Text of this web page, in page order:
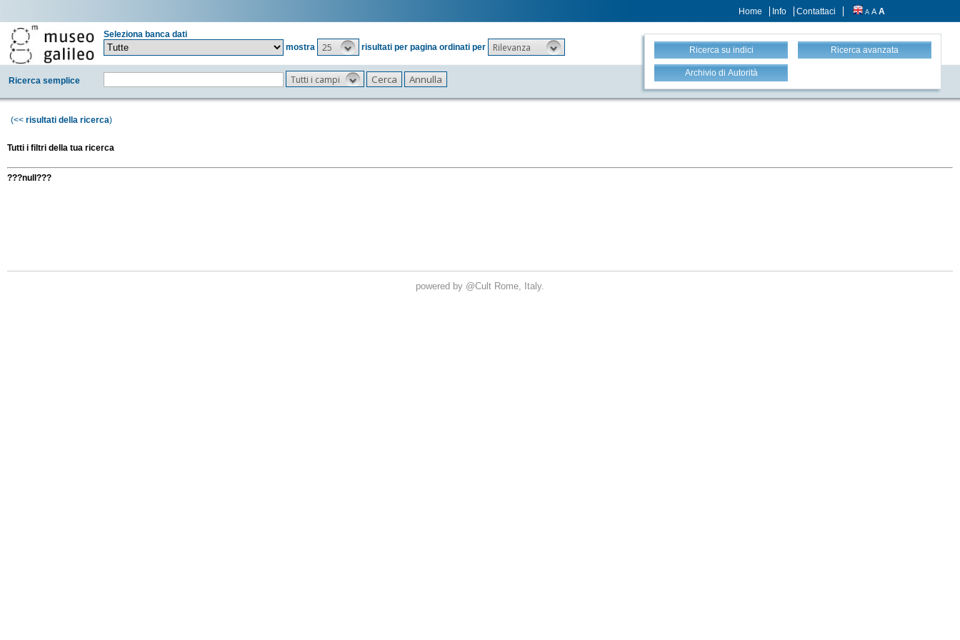
Home Info Contattaci A A A
Seleziona banca dati
mostra
25 risultati per pagina ordinati per Rilevanza
Ricerca semplice Tutti i campi
Ricerca su indici Ricerca avanzata
Archivio di Autorità
(<< risultati della ricerca)
Tutti i filtri della tua ricerca
???null???
powered by @Cult Rome, Italy.